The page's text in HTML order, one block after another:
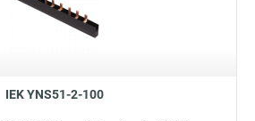
IEK YNS51-2-100